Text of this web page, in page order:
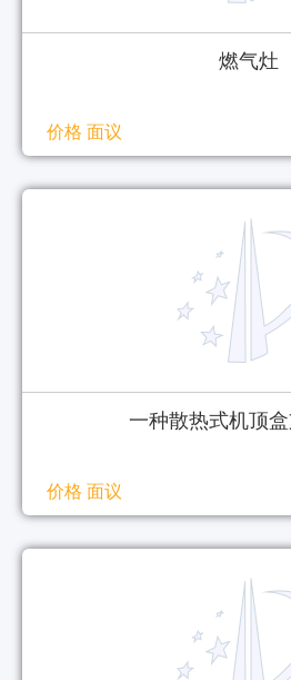
燃气灶
价格 面议
一种散热式机顶
价格 面议